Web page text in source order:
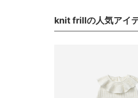
【コーデ】
お友だちやきょうだいと
■ ご注意
・初期不良、商品間違い
knit frillの人気アイ